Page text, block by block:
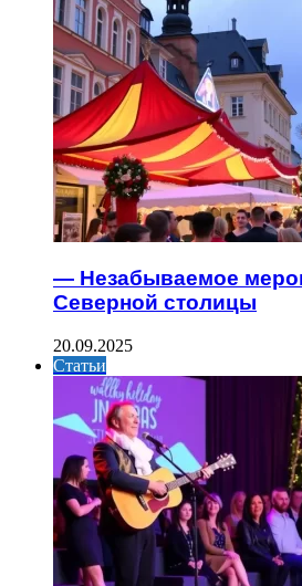
— Незабываемое
Северной столицы
20.09.2025
Статьи